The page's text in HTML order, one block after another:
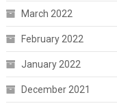
March 2022
February 2022
January 2022
December 2021